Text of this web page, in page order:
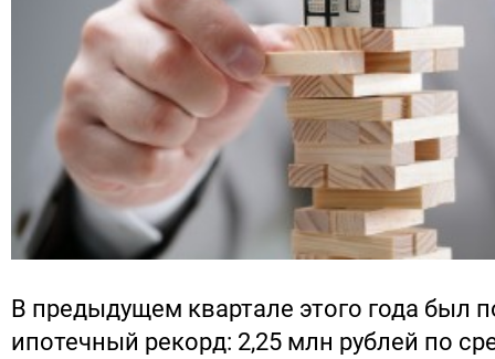
В предыдущем квартале этого года был
ипотечный рекорд: 2,25 млн рублей по